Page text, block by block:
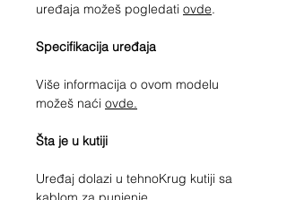
uređaja možeš pogledati ovde.
Specifikacija uređaja
Više informacija o ovom modelu
možeš naći ovde.
Šta je u kutiji
Uređaj dolazi u tehnoKrug kutiji sa